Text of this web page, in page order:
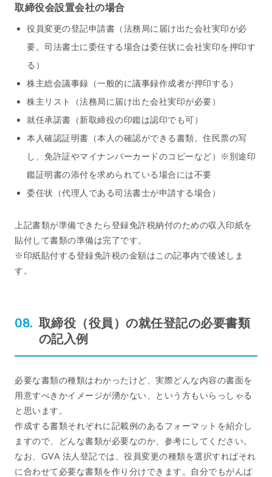
取締役会設置会社の場合
役員変更の登記申請書（法務局に届け出た会社実印が必
要。司法書士に委任する場合は委任状に会社実印を押印す
る）
株主総会議事録（一般的に議事録作成者が押印する）
株主リスト（法務局に届け出た会社実印が必要）
就任承諾書（新取締役の印鑑は認印でも可）
本人確認証明書（本人の確認ができる書類。住民票の写
し、免許証やマイナンバーカードのコピーなど）※別途印
鑑証明書の添付を求められている場合には不要
委任状（代理人である司法書士が申請する場合）
上記書類が準備できたら登録免許税納付のための収入印紙を
貼付して書類の準備は完了です。
※印紙貼付する登録免許税の金額はこの記事内で後述しま
す。
取締役（役員）の就任登記の必要書類
の記入例
必要な書類の種類はわかったけど、実際どんな内容の書面を
用意すべきかイメージが湧かない、という方もいらっしゃる
と思います。
作成する書類それぞれに記載例のあるフォーマットを紹介し
ますので、どんな書類が必要なのか、参考にしてください。
なお、GVA 法人登記では、役員変更の種類を選択すればそれ
に合わせて必要な書類を作り分けできます。自分でもがんば